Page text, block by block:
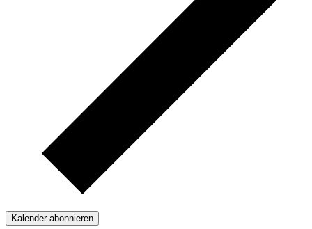
Kalender abonnieren